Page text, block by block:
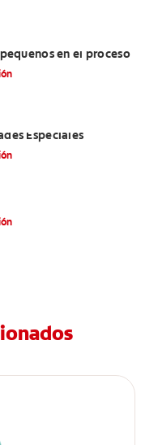
en el proceso
Especiales